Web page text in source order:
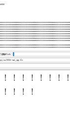
！！！！！！
！！！